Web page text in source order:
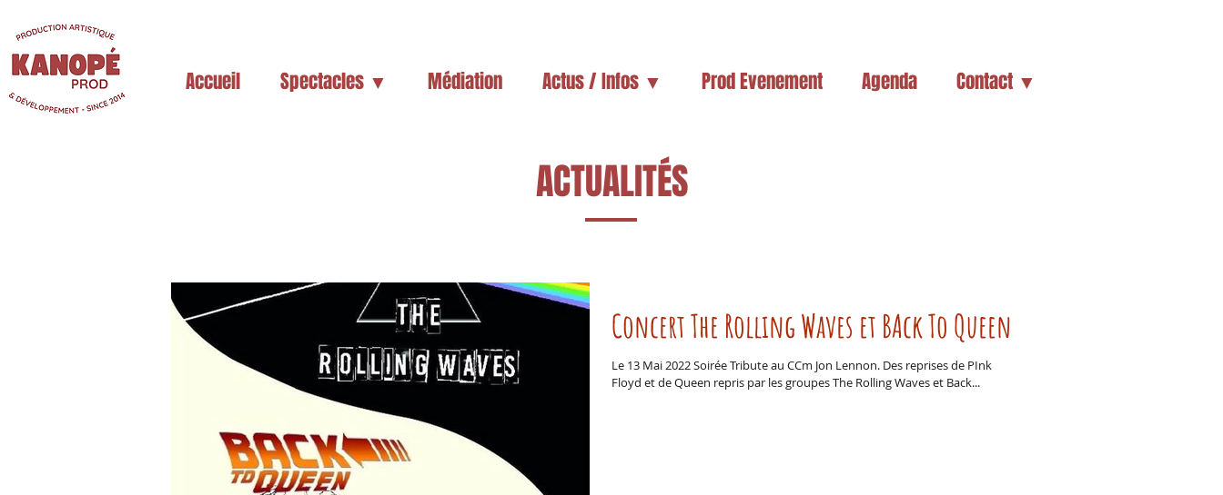
Accueil Spectacles ▼ Médiation Actus / Infos ▼ Prod Evenement Agenda Contact ▼
ACTUALITÉS
Concert The Rolling Waves et BAck To Queen
Le 13 Mai 2022 Soirée Tribute au CCm Jon Lennon. Des reprises de PInk
Floyd et de Queen repris par les groupes The Rolling Waves et Back...